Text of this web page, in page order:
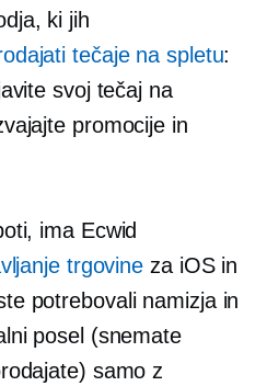
ki jih
tečaje na spletu:
svoj tečaj na
promocije in
ima Ecwid
trgovine za iOS in
potrebovali namizja in
posel (snemate
samo z